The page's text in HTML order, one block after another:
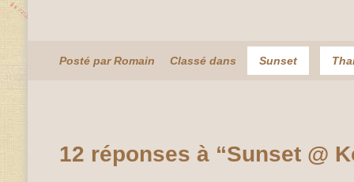
Posté par Romain Classé dans Sunset
12 réponses à “Sunset @